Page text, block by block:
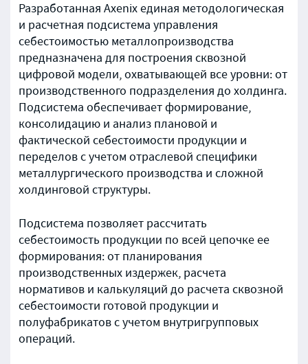
Разработанная Axenix единая методологическая
и расчетная подсистема управления
себестоимостью металлопроизводства
предназначена для построения сквозной
цифровой модели, охватывающей все уровни: от
производственного подразделения до холдинга.
Подсистема обеспечивает формирование,
консолидацию и анализ плановой и
фактической себестоимости продукции и
переделов с учетом отраслевой специфики
металлургического производства и сложной
холдинговой структуры.
Подсистема позволяет рассчитать
себестоимость продукции по всей цепочке ее
формирования: от планирования
производственных издержек, расчета
нормативов и калькуляций до расчета сквозной
себестоимости готовой продукции и
полуфабрикатов с учетом внутригрупповых
операций.